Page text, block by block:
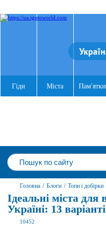
Гіди Міста Пам'ятки
Головна / Блоги / Топи і добірки
Ідеальні міста для
Україні: 13
10452